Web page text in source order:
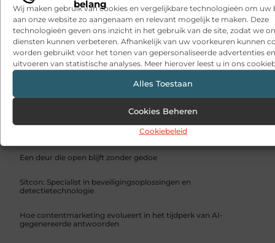
belang
Wij maken gebruik van cookies en vergelijkbare technologieën om uw
aan onze website zo aangenaam en relevant mogelijk te maken. Deze
technologieën geven ons inzicht in het gebruik van de site, zodat we
diensten kunnen verbeteren. Afhankelijk van uw voorkeuren kunnen
worden gebruikt voor het tonen van gepersonaliseerde advertenties
uitvoeren van statistische analyses. Meer hierover leest u in ons
Alles Toestaan
Cookies Beheren
Cookiebeleid
RECENTE BERICHTEN
Snelle sfeerverbetering met accessoires die altijd passen
Een deur die open blijft zonder gedoe
Sitcon: Specialist in beveiligingsoplossingen en
detectietechnologie
Hoe contentmarketing evolueert in het tijdperk van AI-
gegenereerde antwoorden